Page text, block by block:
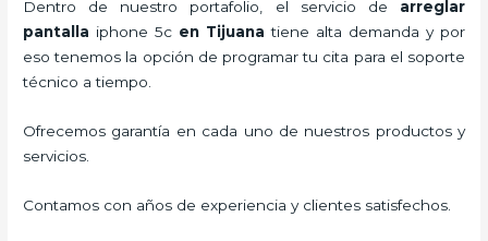
Dentro de nuestro portafolio, el servicio de arreglar
pantalla iphone 5c en Tijuana tiene alta demanda y por
eso tenemos la opción de programar tu cita para el soporte
técnico a tiempo.
Ofrecemos garantía en cada uno de nuestros productos y
servicios.
Contamos con años de experiencia y clientes satisfechos.